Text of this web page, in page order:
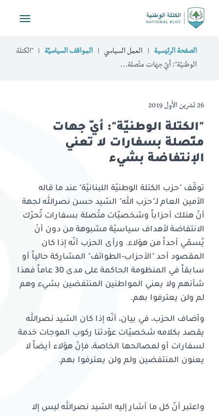
Toggle
الصفحة الرئيسية العمل السياسي المواقف السياسيّة
"الكتلة
الوطنيّة": أيّ جهات متّصلة...
26 تشرين الأول 2019
"الكتلة الوطنيّة": أيّ جهات
متّصلة بسفارات لا تعني
الإنتفاضة بشيء
توقّف "حزب الكتلة الوطنيّة اللبنانيّة" عند ما قاله
الأمين العام لـ"حزب الله" السّيد حسن نصرالله لجهة
أنّ هنلك أحزاباً وشخصيّات متّصلة بسفارات تُحرّك
الانتفاضة لأهداف سياسيّة مشبوهة من دون أنْ
يُسمّي أحداً من هؤلاء. ورأى الحزب أنّه إذا كان
المقصود أحد "الأحزاب-الطوائف" المشاركة حالياً أو
سابقاً في المنظومة الحاكمة على مدى 30 عاماً فهذا
شأنهم ولا يعني المواطنين المنتفضين بشيء وهم
لم ولن يعترفوا بهم.
وأضاف الحزب، في بيان، أنّه إذا كان السّيد نصرالله
يقصد بكلامه شخصيّات عوّدتنا ركوب الموجات خدمة
لسفارات أو لمصالحها الخاصة، فإنّ هؤلاء أيضاً لا
يعنون المنتفضين ولم ولن يعترفوا بهم.
واعتبر أنّ كل ما أشار إليه السّيد نصرالله ليس إلا